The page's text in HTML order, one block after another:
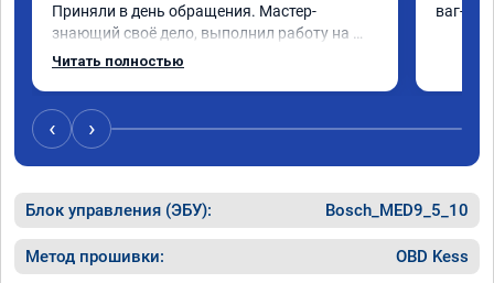
Приняли в день обращения. Мастер-
знающий своё дело, выполнил работу на 💯
процентов!!! Через 1.5 часа (время на
А 011851 . Рекомендую!!!
Читать полностью
ваг-
‹ ›
Блок управления (ЭБУ): Bosch_MED9_5_10
Метод прошивки: OBD Kess